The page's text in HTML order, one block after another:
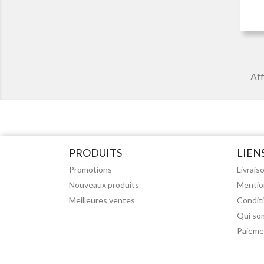
PRODUITS
Promotions
Nouveaux produits
Meilleures ventes
Qui